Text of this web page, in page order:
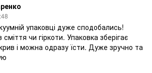
упаковці дуже сподобались!
сміття чи гіркоти. Упаковка зберігає
і можна одразу їсти. Дуже зручно та